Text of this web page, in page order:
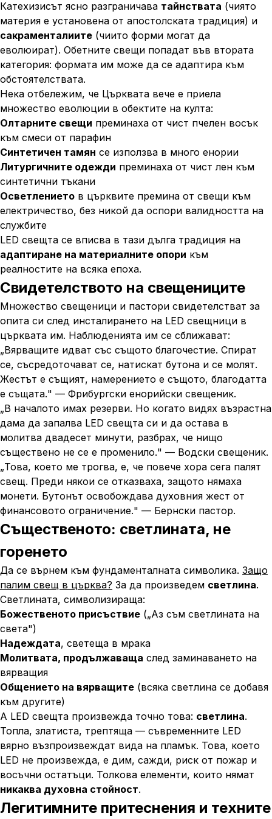
Катехизисът ясно разграничава тайнствата (чиято
материя е установена от апостолската традиция) и
сакраменталиите (чиито форми могат да
еволюират). Обетните свещи попадат във втората
категория: формата им може да се адаптира към
обстоятелствата.
Нека отбележим, че Църквата вече е приела
множество еволюции в обектите на култа:
Олтарните свещи преминаха от чист пчелен восък
към смеси от парафин
Синтетичен тамян се използва в много енории
Литургичните одежди преминаха от чист лен към
синтетични тъкани
Осветлението в църквите премина от свещи към
електричество, без никой да оспори валидността на
службите
LED свещта се вписва в тази дълга традиция на
адаптиране на материалните опори към
реалностите на всяка епоха.
Свидетелството на свещениците
Множество свещеници и пастори свидетелстват за
опита си след инсталирането на LED свещници в
църквата им. Наблюденията им се сближават:
„Вярващите идват със същото благочестие. Спират
се, съсредоточават се, натискат бутона и се молят.
Жестът е същият, намерението е същото, благодатта
е същата." — Фрибургски енорийски свещеник.
„В началото имах резерви. Но когато видях възрастна
дама да запалва LED свещта си и да остава в
молитва двадесет минути, разбрах, че нищо
съществено не се е променило." — Водски свещеник.
„Това, което ме трогва, е, че повече хора сега палят
свещ. Преди някои се отказваха, защото нямаха
монети. Бутонът освобождава духовния жест от
финансовото ограничение." — Бернски пастор.
Същественото: светлината, не
горенето
Да се върнем към фундаменталната символика. Защо
палим свещ в църква? За да произведем светлина.
Светлината, символизираща:
Божественото присъствие („Аз съм светлината на
света")
Надеждата, светеща в мрака
Молитвата, продължаваща след заминаването на
вярващия
Общението на вярващите (всяка светлина се добавя
към другите)
А LED свещта произвежда точно това: светлина.
Топла, златиста, трептяща — съвременните LED
вярно възпроизвеждат вида на пламък. Това, което
LED не произвежда, е дим, сажди, риск от пожар и
восъчни остатъци. Толкова елементи, които нямат
никаква духовна стойност.
Легитимните притеснения и техните